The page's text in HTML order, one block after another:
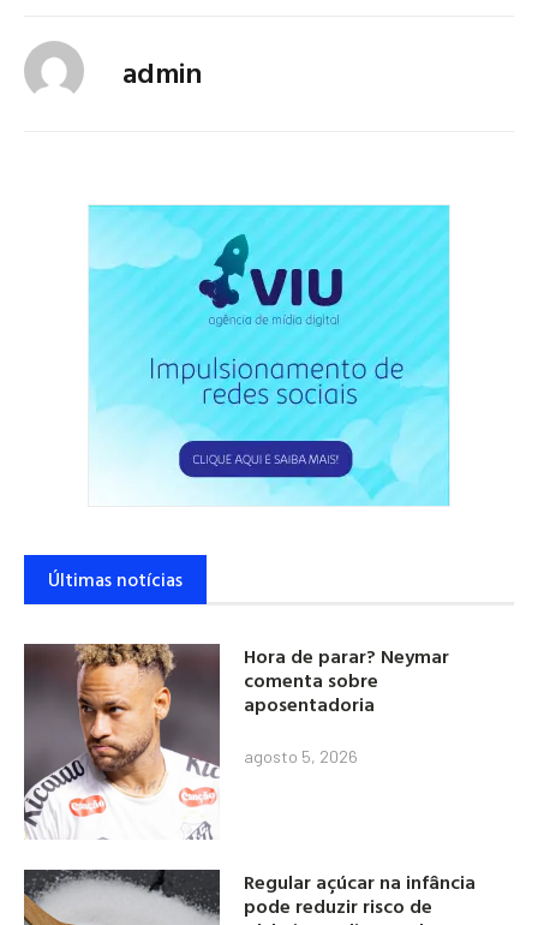
admin
Últimas notícias
Hora de parar? Neymar
comenta sobre
aposentadoria
agosto 5, 2026
Regular açúcar na infância
pode reduzir risco de